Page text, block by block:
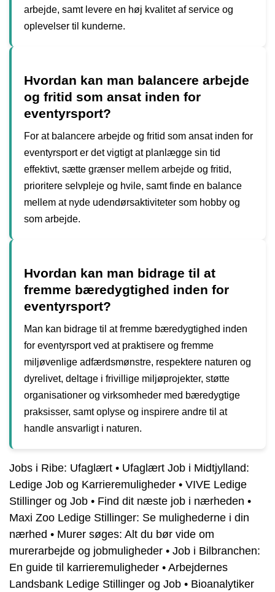
arbejde, samt levere en høj kvalitet af service og
oplevelser til kunderne.
Hvordan kan man balancere arbejde
og fritid som ansat inden for
eventyrsport?
For at balancere arbejde og fritid som ansat inden for
eventyrsport er det vigtigt at planlægge sin tid
effektivt, sætte grænser mellem arbejde og fritid,
prioritere selvpleje og hvile, samt finde en balance
mellem at nyde udendørsaktiviteter som hobby og
som arbejde.
Hvordan kan man bidrage til at
fremme bæredygtighed inden for
eventyrsport?
Man kan bidrage til at fremme bæredygtighed inden
for eventyrsport ved at praktisere og fremme
miljøvenlige adfærdsmønstre, respektere naturen og
dyrelivet, deltage i frivillige miljøprojekter, støtte
organisationer og virksomheder med bæredygtige
praksisser, samt oplyse og inspirere andre til at
handle ansvarligt i naturen.
Jobs i Ribe: Ufaglært • Ufaglært Job i Midtjylland:
Ledige Job og Karrieremuligheder • VIVE Ledige
Stillinger og Job • Find dit næste job i nærheden •
Maxi Zoo Ledige Stillinger: Se mulighederne i din
nærhed • Murer søges: Alt du bør vide om
murerarbejde og jobmuligheder • Job i Bilbranchen:
En guide til karrieremuligheder • Arbejdernes
Landsbank Ledige Stillinger og Job • Bioanalytiker